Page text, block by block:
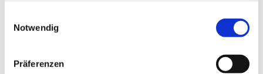
Notwendig
Präferenzen